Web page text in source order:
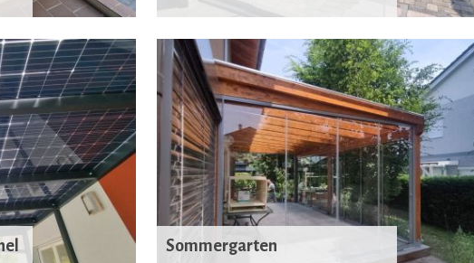
Sommergarten